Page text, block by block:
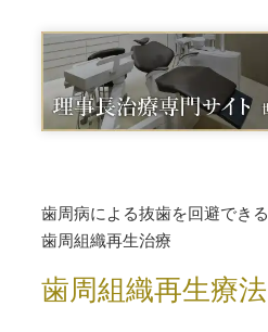
歯周病による抜歯を回避できる
歯周組織再生治療
歯周組織再生療法